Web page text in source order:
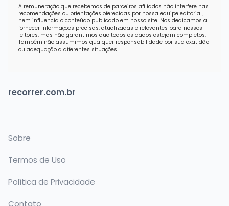
A remuneração que recebemos de parceiros afiliados não interfere nas
recomendações ou orientações oferecidas por nossa equipe editorial,
nem influencia o conteúdo publicado em nosso site. Nos dedicamos a
fornecer informações precisas, atualizadas e relevantes para nossos
leitores, mas não garantimos que todos os dados estejam completos.
Também não assumimos qualquer responsabilidade por sua exatidão
ou adequação a diferentes situações.
recorrer.com.br
Sobre
Termos de Uso
Política de Privacidade
Contato